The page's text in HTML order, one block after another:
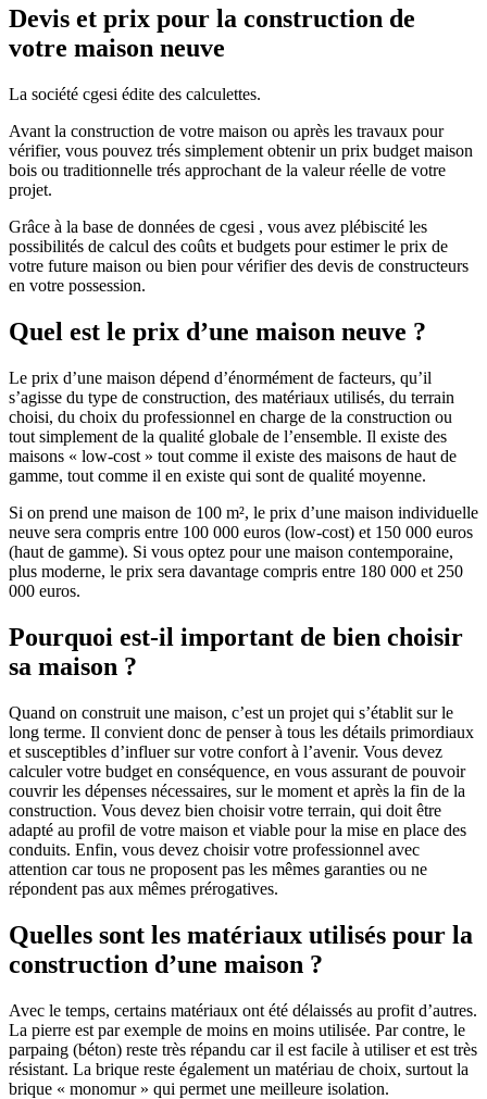
Devis et prix pour la construction de
votre maison neuve
La société cgesi édite des calculettes.
Avant la construction de votre maison ou après les travaux pour
vérifier, vous pouvez trés simplement obtenir un prix budget maison
bois ou traditionnelle trés approchant de la valeur réelle de votre
projet.
Grâce à la base de données de cgesi , vous avez plébiscité les
possibilités de calcul des coûts et budgets pour estimer le prix de
votre future maison ou bien pour vérifier des devis de constructeurs
en votre possession.
Quel est le prix d’une maison neuve ?
Le prix d’une maison dépend d’énormément de facteurs, qu’il
s’agisse du type de construction, des matériaux utilisés, du terrain
choisi, du choix du professionnel en charge de la construction ou
tout simplement de la qualité globale de l’ensemble. Il existe des
maisons « low-cost » tout comme il existe des maisons de haut de
gamme, tout comme il en existe qui sont de qualité moyenne.
Si on prend une maison de 100 m², le prix d’une maison individuelle
neuve sera compris entre 100 000 euros (low-cost) et 150 000 euros
(haut de gamme). Si vous optez pour une maison contemporaine,
plus moderne, le prix sera davantage compris entre 180 000 et 250
000 euros.
Pourquoi est-il important de bien choisir
sa maison ?
Quand on construit une maison, c’est un projet qui s’établit sur le
long terme. Il convient donc de penser à tous les détails primordiaux
et susceptibles d’influer sur votre confort à l’avenir. Vous devez
calculer votre budget en conséquence, en vous assurant de pouvoir
couvrir les dépenses nécessaires, sur le moment et après la fin de la
construction. Vous devez bien choisir votre terrain, qui doit être
adapté au profil de votre maison et viable pour la mise en place des
conduits. Enfin, vous devez choisir votre professionnel avec
attention car tous ne proposent pas les mêmes garanties ou ne
répondent pas aux mêmes prérogatives.
Quelles sont les matériaux utilisés pour la
construction d’une maison ?
Avec le temps, certains matériaux ont été délaissés au profit d’autres.
La pierre est par exemple de moins en moins utilisée. Par contre, le
parpaing (béton) reste très répandu car il est facile à utiliser et est très
résistant. La brique reste également un matériau de choix, surtout la
brique « monomur » qui permet une meilleure isolation.